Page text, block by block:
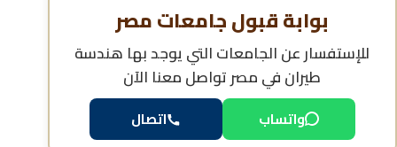
بوابة قبول جامعات مصر
للإستفسار عنالجامعات التي يوجد بها هندسة
طيران في مصرتواصل معنا الآن
واتساب اتصال